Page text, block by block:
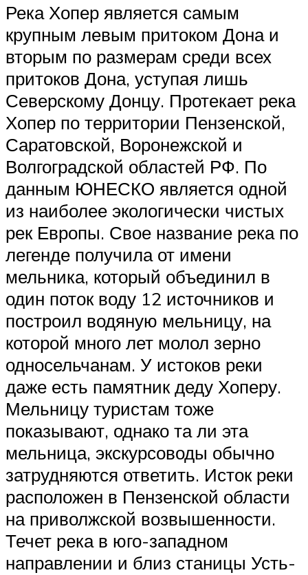
Река Хопер является самым
крупным левым притоком Дона и
вторым по размерам среди всех
притоков Дона, уступая лишь
Северскому Донцу. Протекает река
Хопер по территории Пензенской,
Саратовской, Воронежской и
Волгоградской областей РФ. По
данным ЮНЕСКО является одной
из наиболее экологически чистых
рек Европы. Свое название река по
легенде получила от имени
мельника, который объединил в
один поток воду 12 источников и
построил водяную мельницу, на
которой много лет молол зерно
односельчанам. У истоков реки
даже есть памятник деду Хоперу.
Мельницу туристам тоже
показывают, однако та ли эта
мельница, экскурсоводы обычно
затрудняются ответить. Исток реки
расположен в Пензенской области
на приволжской возвышенности.
Течет река в юго-западном
направлении и близ станицы Усть-